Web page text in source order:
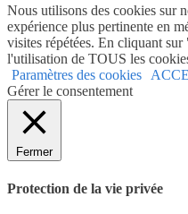
Nous utilisons des cookies sur
expérience plus pertinente en
visites répétées. En cliquant
l'utilisation de TOUS les
Paramètres des cookies
Gérer le consentement
Fermer
Protection de la vie privée